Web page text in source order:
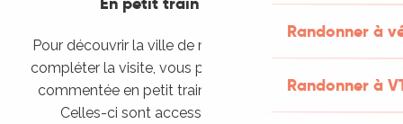
Randonner à
Randonner à
Pour découvrir la ville de manière différente ou pour
compléter la visite, vous pouvez profiter d’une visite
commentée en petit train ou en bateau sur le Lot.
Celles-ci sont accessibles d’avril à octobre.
Les Croisières Fénelon - Bateau Le
Valentré